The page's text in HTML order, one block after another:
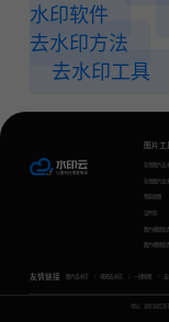
水印软件
去水印方法
去水印工具
图片工
在线图片去水
在线图片加水
智能抠图
证件照
图片模糊变
图片模糊变
友情链接 图片去水印 视频去水印 一键抠图 去
地址：湖北省武